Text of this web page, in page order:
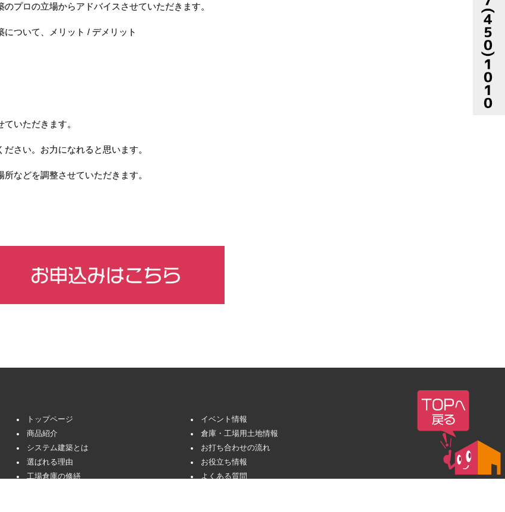
プロの立場からアドバイスさせていただきます。
について、メリット / デメリット
いただきます。
さい。お力になれると思います。
などを調整させていただきます。
トップページ
商品紹介
システム建築とは
選ばれる理由
工場倉庫の修繕
イベント情報
倉庫・工場用土地情報
お打ち合わせの流れ
お役立ち情報
よくある質問